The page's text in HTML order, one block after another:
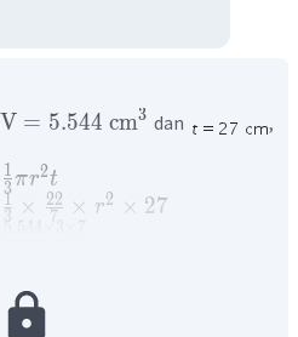
V = 5.544 cm3 dan
,
3
1πr2t
3
1 × 7
22 × r2 × 27
±14
mungkin negatif, maka yang